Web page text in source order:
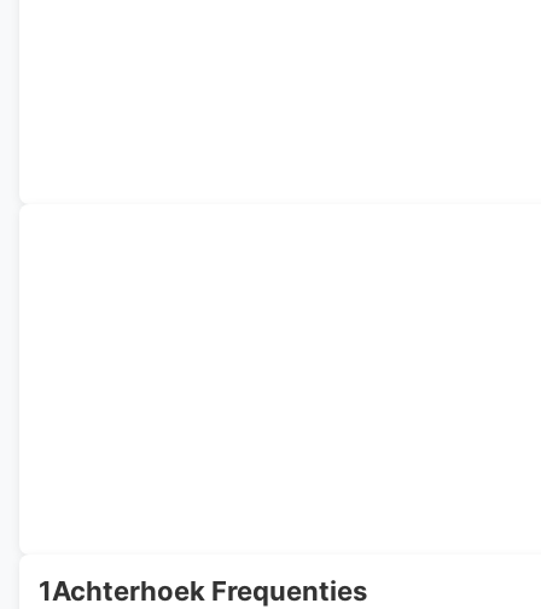
1Achterhoek Frequenties